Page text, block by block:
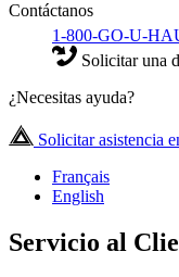
Contáctanos
1-800-GO-U-
Solicitar una
¿Necesitas ayuda?
Solicitar asistencia
Français
English
Servicio al